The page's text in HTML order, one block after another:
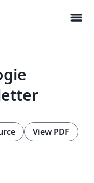
menu
View PDF